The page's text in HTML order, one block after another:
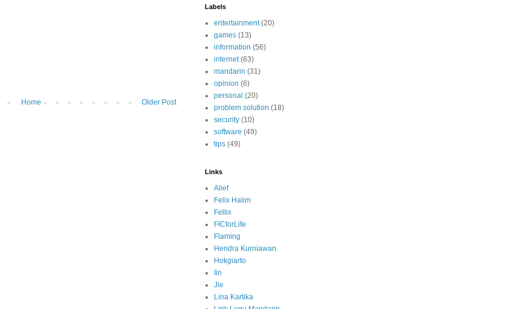
Older Post
Home
Labels
entertainment (20)
games (13)
information (56)
internet (63)
mandarin (31)
opinion (6)
personal (20)
problem solution (18)
security (10)
software (49)
tips (49)
Links
Alief
Felix Halim
Fellix
FICforLife
Flaming
Hendra Kurniawan
Hokgiarto
Iin
Jie
Lina Kartika